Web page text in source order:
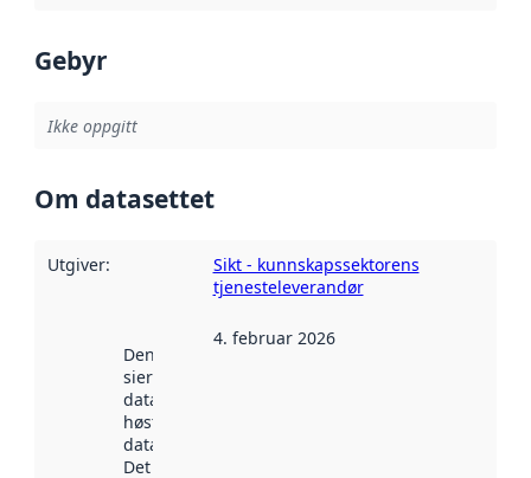
Gebyr
Ikke oppgitt
Om datasettet
Utgiver:
Sikt - kunnskapssektorens
tjenesteleverandør
Denne datoen
sier når
datasettet ble
høstet av
data.norge.no.
Det kan ha
4. februar 2026